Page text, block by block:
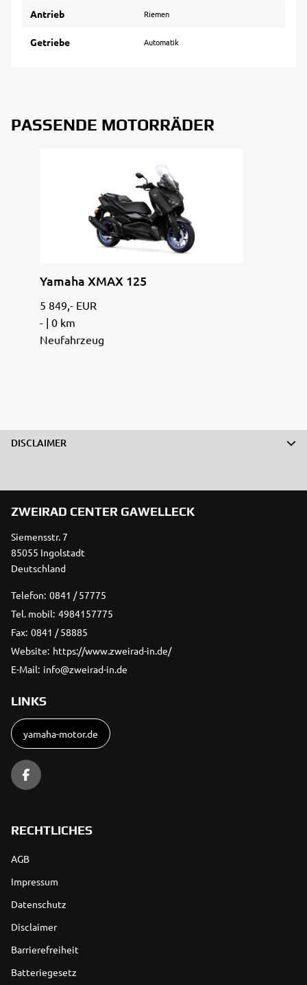
Antrieb Riemen
Getriebe Automatik
PASSENDE MOTORRÄDER
Yamaha XMAX 125
5 849,- EUR
- | 0 km
Neufahrzeug
DISCLAIMER
ZWEIRAD CENTER GAWELLECK
Siemensstr. 7
85055 Ingolstadt
Deutschland
Telefon: 0841 / 57775
Tel. mobil: 4984157775
Fax: 0841 / 58885
Website: https://www.zweirad-in.de/
E-Mail: info@zweirad-in.de
LINKS
yamaha-motor.de
RECHTLICHES
AGB
Impressum
Datenschutz
Disclaimer
Barrierefreiheit
Batteriegesetz